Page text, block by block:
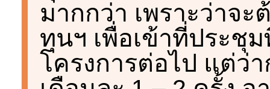
มากกว่า เพราะว่าจ
ทุนฯ เพื่อเข้าที่ประชุ
โครงการต่อไป แต่ว่